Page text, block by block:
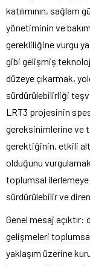
katılımının,
yönetiminin ve
gerekliliğine vurgu
gibi gelişmiş
düzeye çıkarmak,
sürdürülebilirliği
LRT3 projesinin
gereksinimlerine ve
gerektiğinin, etkili
olduğunu
toplumsal
sürdürülebilir ve
Genel mesaj açıktır:
gelişmeleri
yaklaşım üzerine